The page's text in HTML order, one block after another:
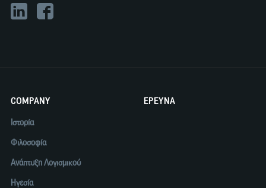
COMPANY
Ιστορία
Φιλοσοφία
Ανάπτυξη Λογισμικού
Ηγεσία
ΕΡΕΥΝΑ